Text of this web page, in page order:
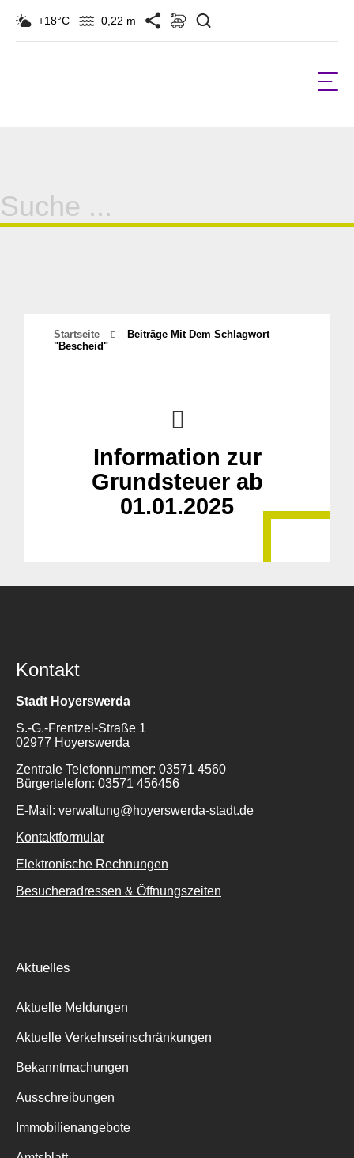
+18°C 0,22 m
Suche
für:
Startseite
Beiträge Mit Dem Schlagwort
"bescheid"
Information zur
Grundsteuer ab
01.01.2025
Kontakt
Stadt Hoyerswerda
S.-G.-Frentzel-Straße 1
02977 Hoyerswerda
Zentrale Telefonnummer: 03571 4560
Bürgertelefon: 03571 456456
E-Mail: verwaltung@hoyerswerda-stadt.de
Kontaktformular
Elektronische Rechnungen
Besucheradressen & Öffnungszeiten
Aktuelles
Aktuelle Meldungen
Aktuelle Verkehrseinschränkungen
Bekanntmachungen
Ausschreibungen
Immobilienangebote